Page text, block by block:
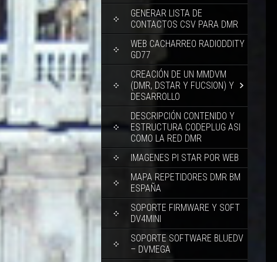
GENERAR LISTA DE
CONTACTOS CSV PARA DMR
WEB CACHARREO RADIODDITY
GD77
CREACIÓN DE UN MMDVM
(DMR, DSTAR Y FUCSION) Y
DESARROLLO
DESCRIPCIÓN CONTENIDO Y
ESTRUCTURA CODEPLUG ASI
COMO LA RED DMR
IMAGENES PI STAR POR WEB
MAPA REPETIDORES DMR BM
ESPAÑA
SOPORTE FIRMWARE Y SOFT
DV4MINI
SOPORTE SOFTWARE BLUEDV
– DVMEGA